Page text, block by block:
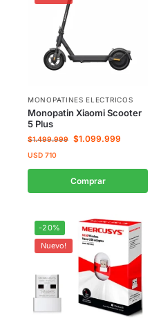
MONOPATINES ELECTRICOS
Monopatin Xiaomi Scooter
5 Plus
$1.499.999 $1.099.999
USD 710
Comprar
-20%
Nuevo!